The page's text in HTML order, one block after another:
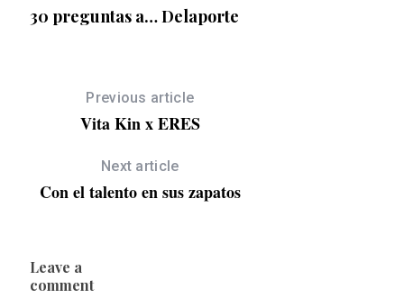
30 preguntas a… Delaporte
Previous article
Vita Kin x ERES
Next article
Con el talento en sus zapatos
Leave a
comment